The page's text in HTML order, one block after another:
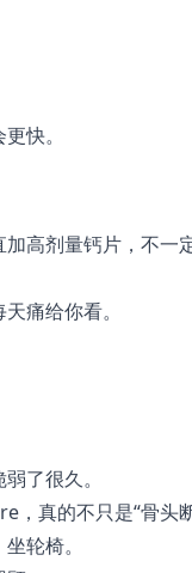
快。
高剂量钙片，不一
痛给你看。
了很久。
真的不只是“骨头断
轮椅。